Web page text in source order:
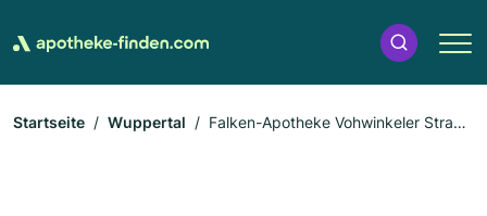
Startseite Wuppertal
Falken-Apotheke Vohwinkeler Straße